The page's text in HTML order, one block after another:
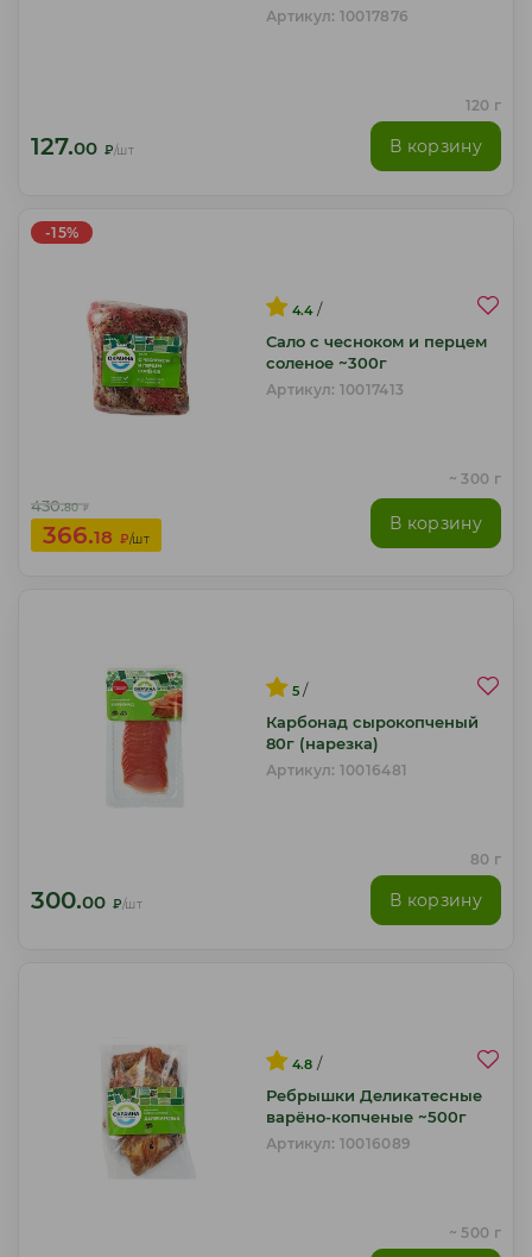
Артикул: 10017876
120 г
127.00 ₽/шт В корзину
-15%
4.4 /
Сало с чесноком и перцем
соленое ~300г
Артикул: 10017413
~ 300 г
430.80 ₽
366.18 ₽/шт
В корзину
5 /
Карбонад сырокопченый
80г (нарезка)
Артикул: 10016481
80 г
300.00 ₽/шт В корзину
4.8 /
Ребрышки Деликатесные
варёно-копченые ~500г
Артикул: 10016089
~ 500 г